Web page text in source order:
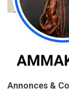
Annonces &